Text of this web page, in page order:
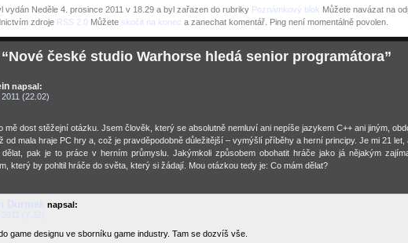
vydán Neděle 4. prosince 2011 v 18.29 a byl zařazen do rubriky Poznámkový blok Můžete navázat na
zdroje RSS 2.0Můžete skočit na konec a zanechat komentář. Ping není momentálně povolen.
české studio Warhorse hledá senior programátora”
napsal:
(22.02)
mě dost stěžejní otázku. Jsem člověk, který se absolutně nemluví ani nepíše jazykem C++ ani jiným,
od mala hraje PC hry a, což je pravděpodobně důležitější – vymýšlí příběhy a herní principy. Je mi 21 let,
pak je to práce v herním průmyslu. Jakýmkoli způsobem obohatit hráče jako já nějakým
který by pohltil hráče do světa, který si žádají. Mou otázkou tedy je: Co mám dělat?
napsal:
game designu ve sborníku game industry. Tam se dozvíš vše.